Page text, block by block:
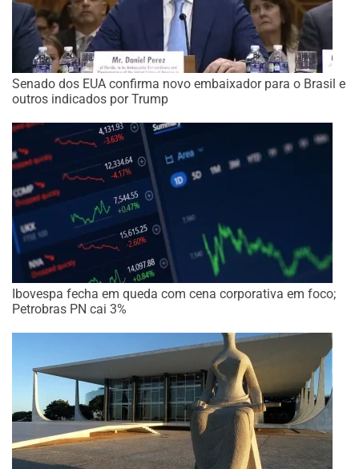
Senado dos EUA confirma novo embaixador para o Brasil e
outros indicados por Trump
Ibovespa fecha em queda com cena corporativa em foco;
Petrobras PN cai 3%